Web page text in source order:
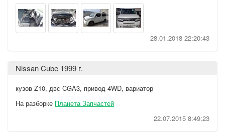
28.01.2018 22:20:43
Nissan Cube 1999 г.
кузов Z10, двс CGA3, привод 4WD, вариатор
На разборке Планета Запчастей
22.07.2015 8:49:23